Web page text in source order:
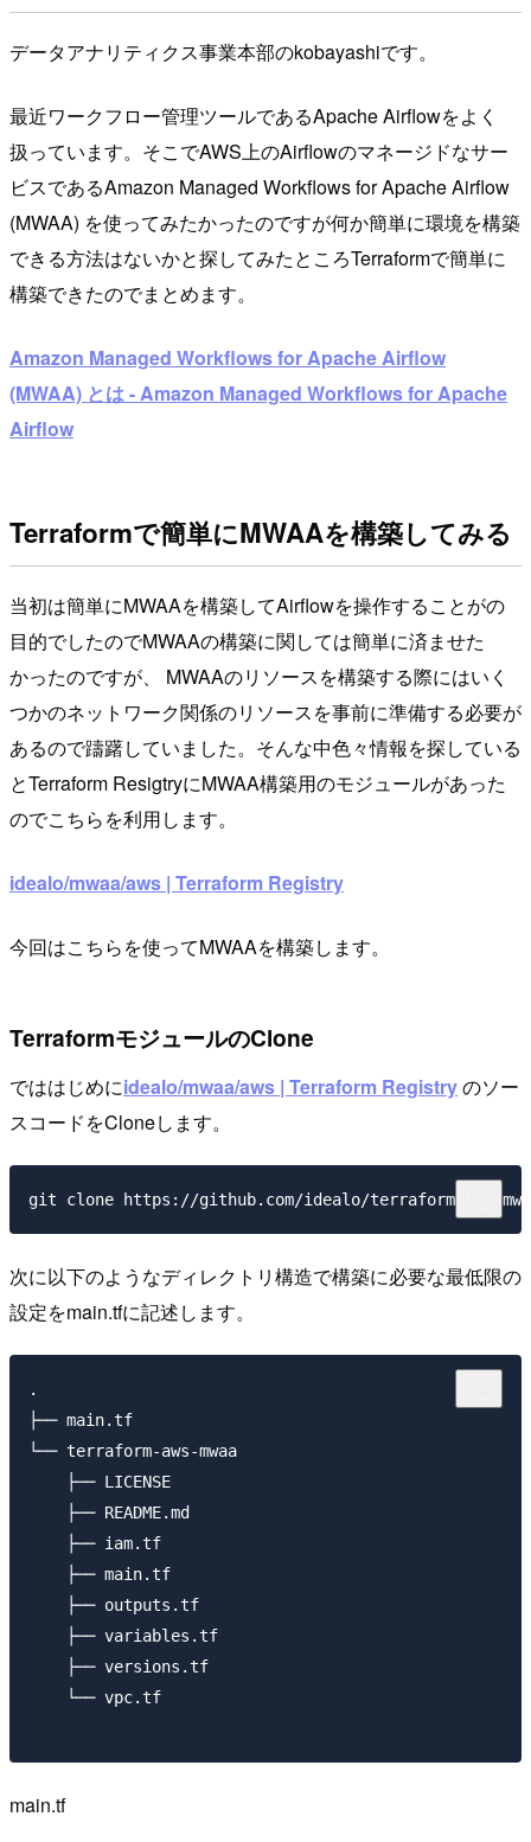
データアナリティクス事業本部のkobayashiです。
最近ワークフロー管理ツールであるApache Airflowをよく
扱っています。そこでAWS上のAirflowのマネージドなサー
ビスであるAmazon Managed Workflows for Apache Airflow
(MWAA) を使ってみたかったのですが何か簡単に環境を構築
できる方法はないかと探してみたところTerraformで簡単に
構築できたのでまとめます。
Amazon Managed Workflows for Apache Airflow
(MWAA) とは - Amazon Managed Workflows for Apache
Airflow
Terraformで簡単にMWAAを構築してみる
当初は簡単にMWAAを構築してAirflowを操作することがの
目的でしたのでMWAAの構築に関しては簡単に済ませた
かったのですが、 MWAAのリソースを構築する際にはいく
つかのネットワーク関係のリソースを事前に準備する必要が
あるので躊躇していました。そんな中色々情報を探している
とTerraform ResigtryにMWAA構築用のモジュールがあった
のでこちらを利用します。
idealo/mwaa/aws | Terraform Registry
今回はこちらを使ってMWAAを構築します。
TerraformモジュールのClone
でははじめにidealo/mwaa/aws | Terraform Registryのソー
スコードをCloneします。
次に以下のようなディレクトリ構造で構築に必要な最低限の
設定をmain.tfに記述します。
.
├── main.tf
└── terraform-aws-mwaa
├── LICENSE
├── README.md
├── iam.tf
├── main.tf
├── outputs.tf
├── variables.tf
├── versions.tf
└── vpc.tf
main.tf